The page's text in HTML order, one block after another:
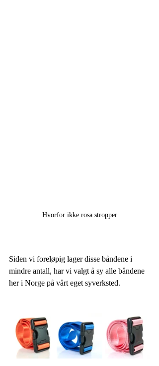
Hvorfor ikke rosa stropper
Siden vi foreløpig lager disse båndene i
mindre antall, har vi valgt å sy alle båndene
her i Norge på vårt eget syverksted.